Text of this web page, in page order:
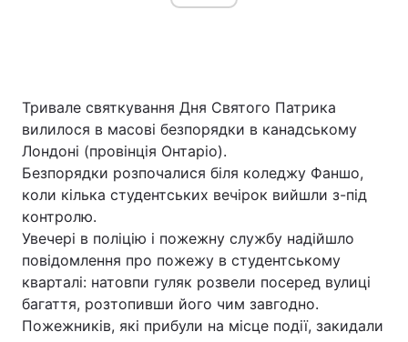
Тривале святкування Дня Святого Патрика
вилилося в масові безпорядки в канадському
Лондоні (провінція Онтаріо).
Безпорядки розпочалися біля коледжу Фаншо,
коли кілька студентських вечірок вийшли з-під
контролю.
Увечері в поліцію і пожежну службу надійшло
повідомлення про пожежу в студентському
кварталі: натовпи гуляк розвели посеред вулиці
багаття, розтопивши його чим завгодно.
Пожежників, які прибули на місце події, закидали